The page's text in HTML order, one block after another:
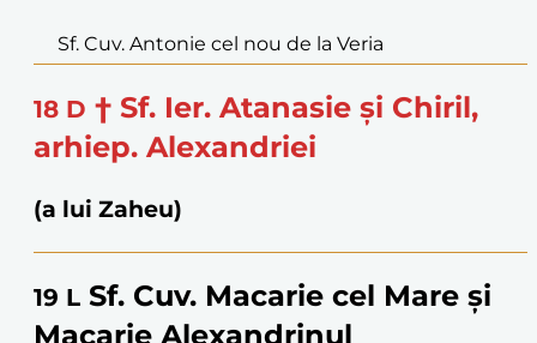
Sf. Cuv. Antonie cel nou de la Veria
18 D † Sf. Ier. Atanasie și Chiril,
arhiep. Alexandriei
(a lui Zaheu)
19 L Sf. Cuv. Macarie cel Mare și
Macarie Alexandrinul